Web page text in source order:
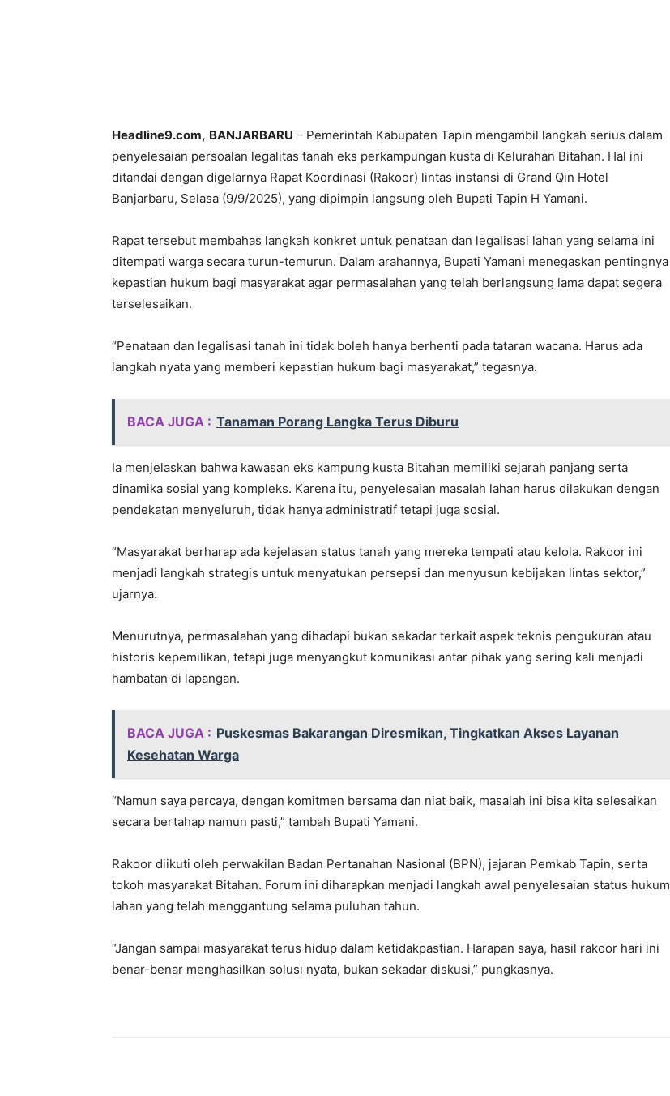
Headline9.com, BANJARBARU – Pemerintah Kabupaten Tapin mengambil langkah serius dalam
penyelesaian persoalan legalitas tanah eks perkampungan kusta di Kelurahan Bitahan. Hal ini
ditandai dengan digelarnya Rapat Koordinasi (Rakoor) lintas instansi di Grand Qin Hotel
Banjarbaru, Selasa (9/9/2025), yang dipimpin langsung oleh Bupati Tapin H Yamani.
Rapat tersebut membahas langkah konkret untuk penataan dan legalisasi lahan yang selama ini
ditempati warga secara turun-temurun. Dalam arahannya, Bupati Yamani menegaskan pentingnya
kepastian hukum bagi masyarakat agar permasalahan yang telah berlangsung lama dapat segera
terselesaikan.
“Penataan dan legalisasi tanah ini tidak boleh hanya berhenti pada tataran wacana. Harus ada
langkah nyata yang memberi kepastian hukum bagi masyarakat,” tegasnya.
BACA JUGA : Tanaman Porang Langka Terus Diburu
Ia menjelaskan bahwa kawasan eks kampung kusta Bitahan memiliki sejarah panjang serta
dinamika sosial yang kompleks. Karena itu, penyelesaian masalah lahan harus dilakukan dengan
pendekatan menyeluruh, tidak hanya administratif tetapi juga sosial.
“Masyarakat berharap ada kejelasan status tanah yang mereka tempati atau kelola. Rakoor ini
menjadi langkah strategis untuk menyatukan persepsi dan menyusun kebijakan lintas sektor,”
ujarnya.
Menurutnya, permasalahan yang dihadapi bukan sekadar terkait aspek teknis pengukuran atau
historis kepemilikan, tetapi juga menyangkut komunikasi antar pihak yang sering kali menjadi
hambatan di lapangan.
BACA JUGA : Puskesmas Bakarangan Diresmikan, Tingkatkan Akses Layanan
Kesehatan Warga
“Namun saya percaya, dengan komitmen bersama dan niat baik, masalah ini bisa kita selesaikan
secara bertahap namun pasti,” tambah Bupati Yamani.
Rakoor diikuti oleh perwakilan Badan Pertanahan Nasional (BPN), jajaran Pemkab Tapin, serta
tokoh masyarakat Bitahan. Forum ini diharapkan menjadi langkah awal penyelesaian status hukum
lahan yang telah menggantung selama puluhan tahun.
“Jangan sampai masyarakat terus hidup dalam ketidakpastian. Harapan saya, hasil rakoor hari ini
benar-benar menghasilkan solusi nyata, bukan sekadar diskusi,” pungkasnya.